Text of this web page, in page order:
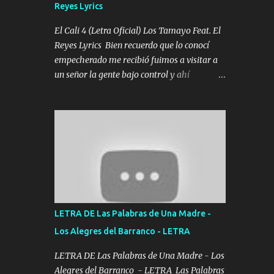
Tomense un buen trago Y así es como
empezamos los versos que voy cantando
(Music) A vido alta y bajas La carreta se
atora Pero nunca le aflojamos Ya me han
pasado cosas Y aunque ustedes no sepan
es...
Reyes Lyrics
El Cali 4 (Letra Oficial) Los Tamayo Feat. El
Reyes Lyrics Bien recuerdo que lo conocí
empecherado me recibió fuimos a visitar a
un señor la gente bajo control y ahí
reglas no secuestr0 no r0bar De La C giró la
orden nos comanda el doble P bien firmes
con Alto PRIETO y la camisa es color Verde y
peleam0s la Bandera por todita a la ciudad
con los drones patrullando la Frontera De
blancas ya hace falta mi APA FLACO verde
se le extraña pa que sepan Aquí Pura GENTE
DE LA RANA 🐸 POR CLAVE ES EL CALI 4
LETRA DE Las Palabras de Una Madre -
Los Alegres del Barranco - LETRA
LETRA DE Las Palabras de Una Madre - Los
Alegres del Barranco - LETRA Las Palabras